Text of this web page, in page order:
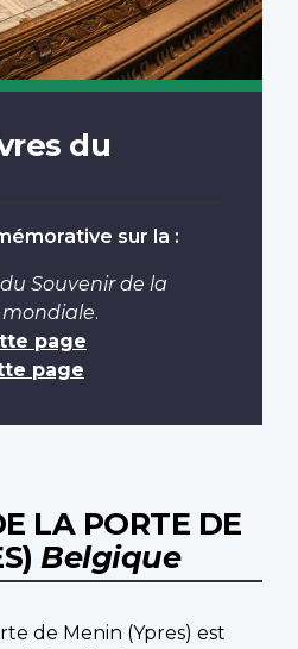
du
sur la :
Souvenir de la
mondiale.
page
page
LA PORTE DE
Belgique
de Menin (Ypres) est